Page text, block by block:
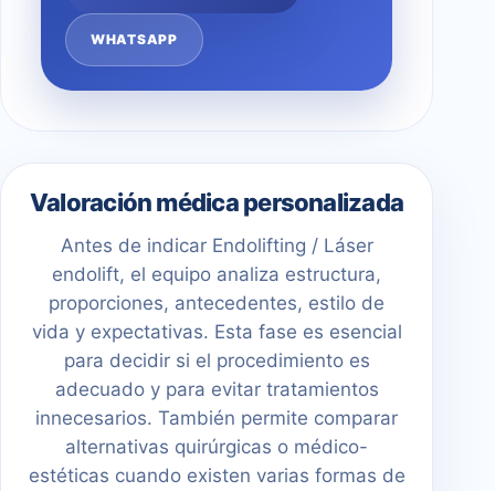
WHATSAPP
Valoración médica personalizada
Antes de indicar Endolifting / Láser
endolift, el equipo analiza estructura,
proporciones, antecedentes, estilo de
vida y expectativas. Esta fase es esencial
para decidir si el procedimiento es
adecuado y para evitar tratamientos
innecesarios. También permite comparar
alternativas quirúrgicas o médico-
estéticas cuando existen varias formas de